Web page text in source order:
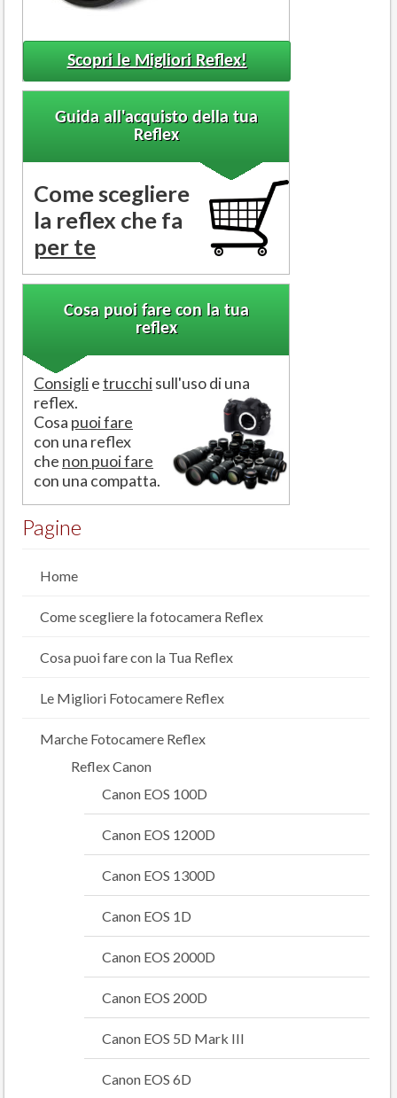
Scopri le Migliori Reflex!
Guida all'acquisto della tua
Reflex
Come scegliere
la reflex che fa
per te
Cosa puoi fare con la tua
reflex
Consiglietrucchisull'uso di una
reflex.
Cosa puoi fare
con una reflex
che non puoi fare
con una compatta.
Pagine
Home
Come scegliere la fotocamera Reflex
Cosa puoi fare con la Tua Reflex
Le Migliori Fotocamere Reflex
Marche Fotocamere Reflex
Reflex Canon
Canon EOS 100D
Canon EOS 1200D
Canon EOS 1300D
Canon EOS 1D
Canon EOS 2000D
Canon EOS 200D
Canon EOS 5D Mark III
Canon EOS 6D